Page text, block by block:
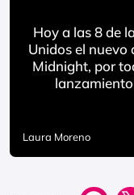
Hoy a las 8 de
Unidos el nuevo
Midnight, por
Laura Moreno